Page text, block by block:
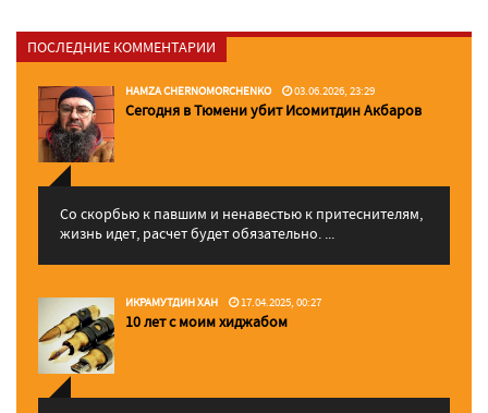
ПОСЛЕДНИЕ КОММЕНТАРИИ
HAMZA CHERNOMORCHENKO 03.06.2026, 23:29
Сегодня в Тюмени убит Исомитдин Акбаров
Со скорбью к павшим и ненавестью к притеснителям,
жизнь идет, расчет будет обязательно. ...
ИКРАМУТДИН ХАН 17.04.2025, 00:27
10 лет с моим хиджабом